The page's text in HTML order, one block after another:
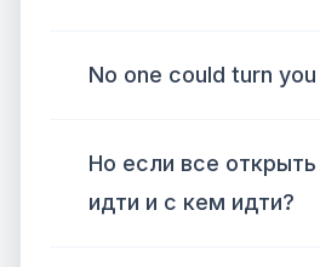
No one could turn
Но если все открыть
идти и с кем идти?